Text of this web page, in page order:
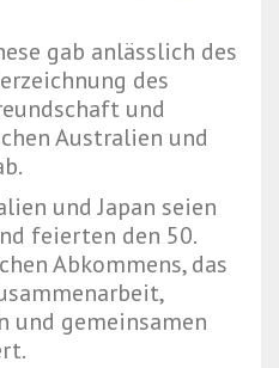
gab anlässlich des
des
und
Australien und
und Japan seien
feierten den 50.
Abkommens, das
und gemeinsamen